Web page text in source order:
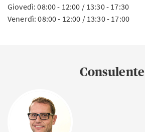
Giovedì: 08:00 - 12:00 / 13:30 - 17:30
Venerdì: 08:00 - 12:00 / 13:30 - 17:00
Consulente